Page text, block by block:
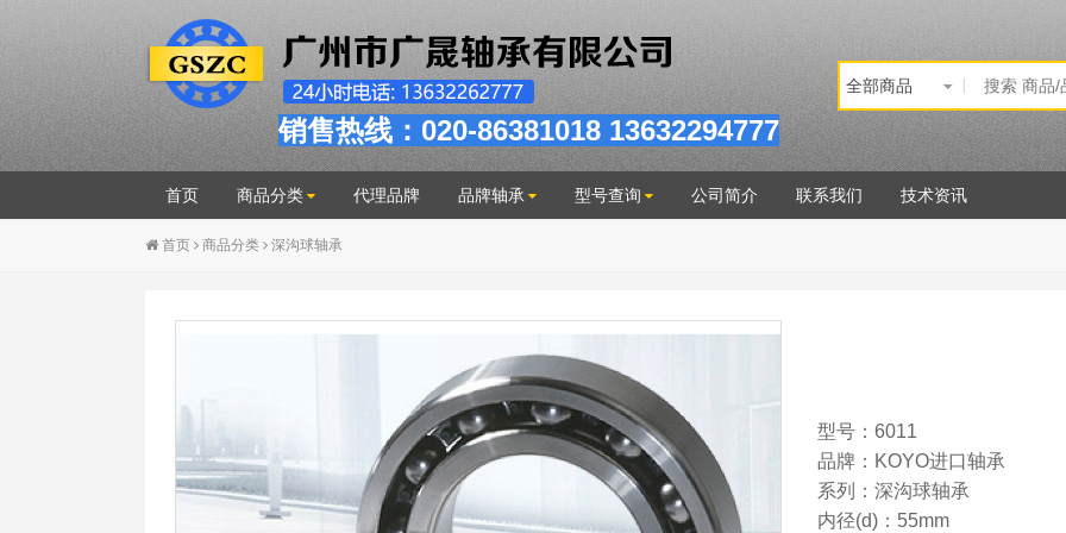
销售热线：020-86381018 13632294777
首页 商品分类 代理品牌 品牌轴承 型号查询 公司简介 联系我们 技术资讯
首页 商品分类 深沟球轴承
型号：6011
品牌：KOYO进口轴承
系列：深沟球轴承
内径(d)：55mm